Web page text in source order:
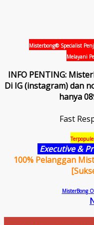
Misterbong® Specialist
Melayani
INFO PENTING:
Di IG (instagram) dan
hanya
Fast
Executive &
100% Pelanggan
MisterBong